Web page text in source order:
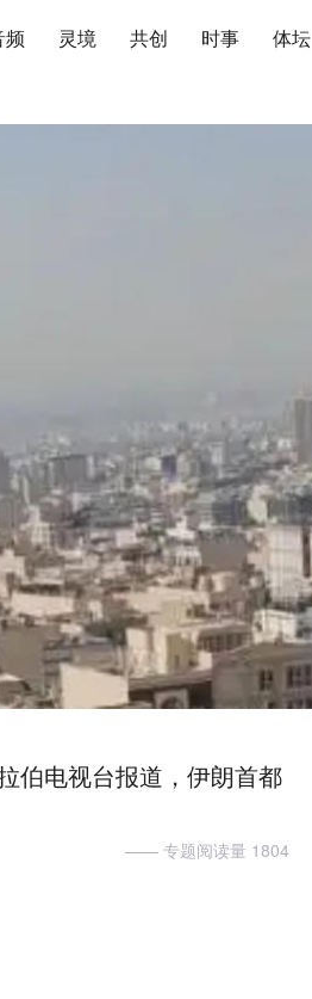
频 灵境 共创 时事 体坛
伯电视台报道，伊朗首都
—— 专题阅读量 1804